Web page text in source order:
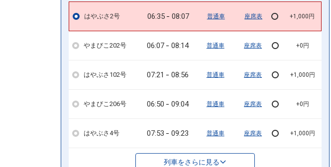
はやぶさ2号 06:35 08:07 普通車 座席表 +1,000円
やまびこ202号 06:07 08:14 普通車 座席表 +0円
はやぶさ102号 07:21 08:56 普通車 座席表 +1,000円
やまびこ206号 06:50 09:04 普通車 座席表 +0円
はやぶさ4号 07:53 09:23 普通車 座席表 +1,000円
列車をさらに見る